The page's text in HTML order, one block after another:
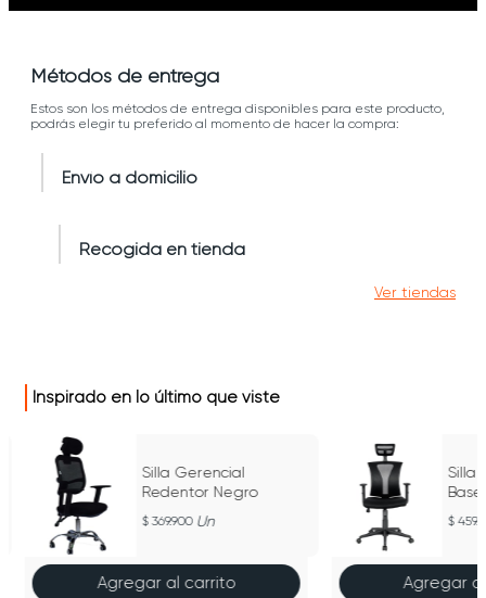
Métodos de entrega
Estos son los métodos de entrega disponibles para este producto,
podrás elegir tu preferido al momento de hacer la compra:
Envío a domicilio
Recogida en tienda
Ver tiendas
Inspirado en lo último que viste
Silla Gerencial
Redentor Negro
369.900 Un
Agregar al carrito
Silla
Agregar